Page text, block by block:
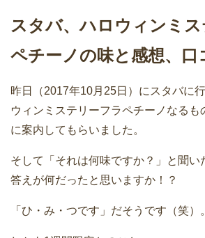
スタバ、ハロウィンミス
ペチーノの味と感想、口
昨日（2017年10月25日）にスタバに
ウィンミステリーフラペチーノなるも
に案内してもらいました。
そして「それは何味ですか？」と聞い
答えが何だったと思いますか！？
「ひ・み・つです」だそうです（笑）。